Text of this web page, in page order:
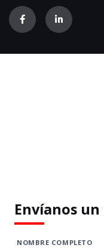
Envíanos
NOMBRE COMPLETO